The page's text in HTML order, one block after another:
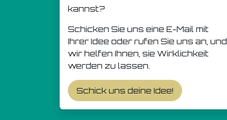
kannst?
Schicken Sie uns eine E-Mail mit
Ihrer Idee oder rufen Sie uns an, und
wir helfen Ihnen, sie Wirklichkeit
werden zu lassen.
Schick uns deine Idee!